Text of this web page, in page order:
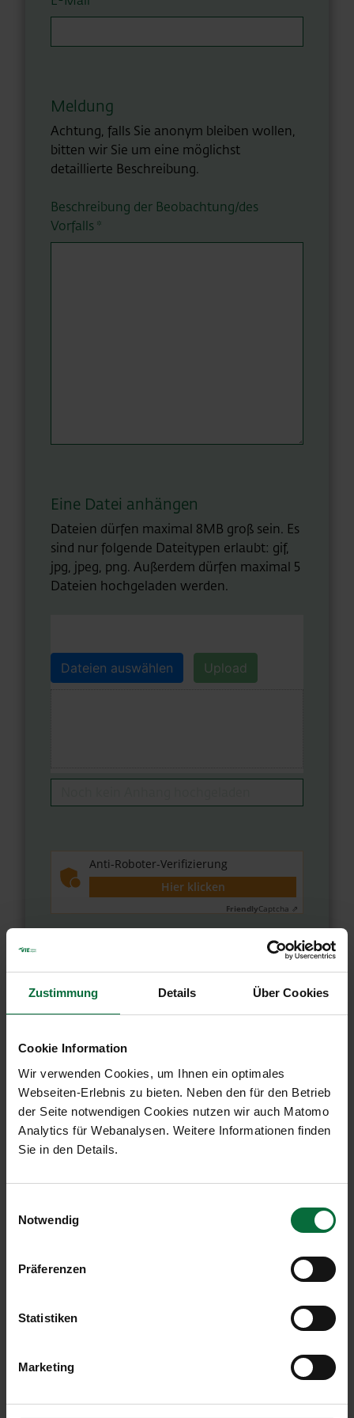
Zustimmung Details Über Cookies
Cookie Information
Wir verwenden Cookies, um Ihnen ein optimales
Webseiten-Erlebnis zu bieten. Neben den für den Betrieb
der Seite notwendigen Cookies nutzen wir auch Matomo
Analytics für Webanalysen. Weitere Informationen finden
Sie in den Details.
Notwendig
Präferenzen
Statistiken
Marketing
Meldung
Achtung, falls Sie anonym bleiben wollen,
bitten wir Sie um eine möglichst
detaillierte Beschreibung.
Beschreibung der Beobachtung/des
Vorfalls *
Eine Datei anhängen
Dateien dürfen maximal 8MB groß sein. Es
sind nur folgende Dateitypen erlaubt: gif,
jpg, jpeg, png. Außerdem dürfen maximal 5
Dateien hochgeladen werden.
Anti-Roboter-Verifizierung
Hier klicken
FriendlyCaptcha ⇗
Abschicken
Was können Sie hier melden
Alle Beobachtungen und Vorfälle, die kein
sofortiges Eingreifen erfordern, die aber trotzdem
auffällig sind und vielleicht die Sicherheit gefährden